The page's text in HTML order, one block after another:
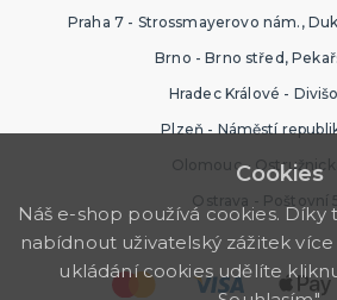
Praha 7 - Strossmayerovo nám.,
Brno - Brno střed,
Hradec Králové -
Plzeň - Náměstí
Olomouc -
Ostrava - Poštovní 5
Cookies
Náš e-shop používá cookies.
nabídnout uživatelský zážitek
ukládání cookies udělíte